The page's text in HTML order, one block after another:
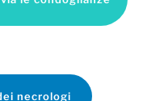
necrologi